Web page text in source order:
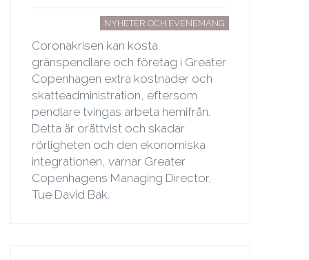
NYHETER OCH EVENEMANG
Coronakrisen kan kosta
gränspendlare och företag i Greater
Copenhagen extra kostnader och
skatteadministration, eftersom
pendlare tvingas arbeta hemifrån.
Detta är orättvist och skadar
rörligheten och den ekonomiska
integrationen, varnar Greater
Copenhagens Managing Director,
Tue David Bak.